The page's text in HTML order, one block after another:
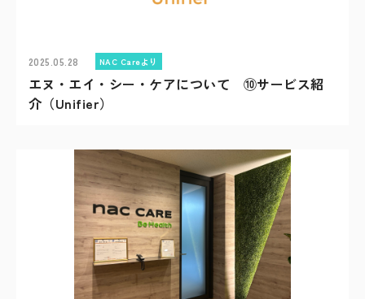
2025.05.28 NAC Careより
エヌ・エイ・シー・ケアについて ⑩サービス紹
介（Unifier）